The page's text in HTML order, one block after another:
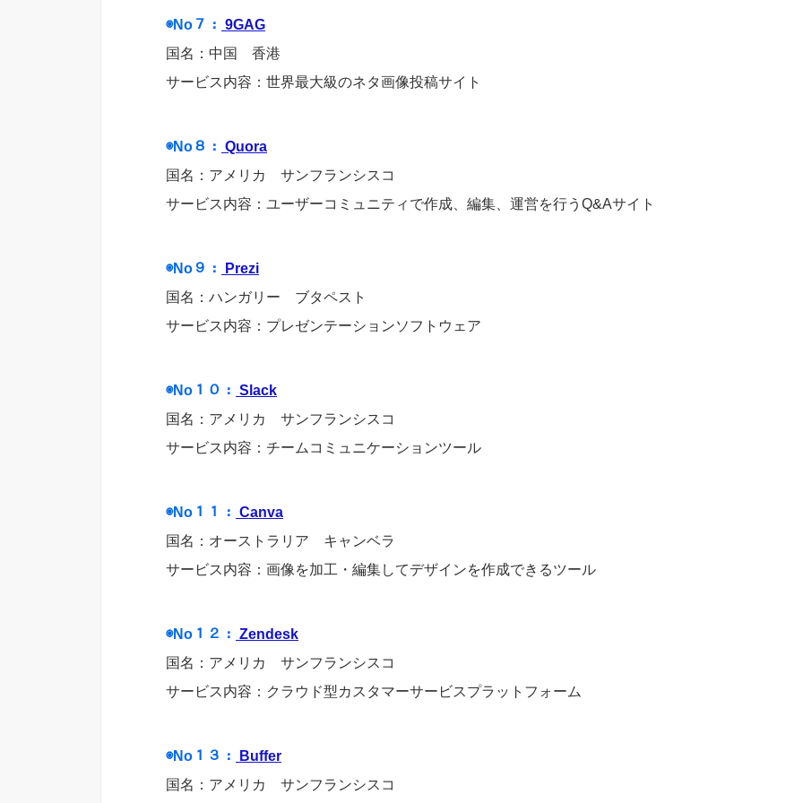
◉No７： 9GAG
国名：中国 香港
サービス内容：世界最大級のネタ画像投稿サイト
◉No８： Quora
国名：アメリカ サンフランシスコ
サービス内容：ユーザーコミュニティで作成、編集、運営を行うQ&Aサイト
◉No９：
Prezi
国名：ハンガリー ブタペスト
サービス内容：プレゼンテーションソフトウェア
◉No１０： Slack
国名：アメリカ サンフランシスコ
サービス内容：チームコミュニケーションツール
◉No１１： Canva
国名：オーストラリア キャンベラ
サービス内容：画像を加工・編集してデザインを作成できるツール
◉No１２： Zendesk
国名：アメリカ サンフランシスコ
サービス内容：クラウド型カスタマーサービスプラットフォーム
◉No１３：
Buffer
国名：アメリカ サンフランシスコ